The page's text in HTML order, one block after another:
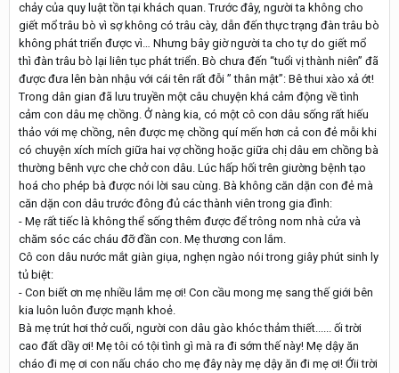
chảy của quy luật tồn tại khách quan. Trước đây, người ta không cho
giết mổ trâu bò vì sợ không có trâu cày, dẫn đến thực trạng đàn trâu bò
không phát triển được vì… Nhưng bây giờ người ta cho tự do giết mổ
thì đàn trâu bò lại liên tục phát triển. Bò chưa đến “tuổi vị thành niên” đã
được đưa lên bàn nhậu với cái tên rất đỗi ” thân mật”: Bê thui xào xả ớt!
Trong dân gian đã lưu truyền một câu chuyện khá cảm động về tình
cảm con dâu mẹ chồng. Ở nàng kia, có một cô con dâu sống rất hiếu
thảo với mẹ chồng, nên được mẹ chồng quí mến hơn cả con đẻ mỗi khi
có chuyện xích mích giữa hai vợ chồng hoặc giữa chị dâu em chồng bà
thường bênh vực che chở con dâu. Lúc hấp hối trên giường bệnh tạo
hoá cho phép bà được nói lời sau cùng. Bà không căn dặn con đẻ mà
căn dặn con dâu trước đông đủ các thành viên trong gia đình:
- Mẹ rất tiếc là không thể sống thêm được để trông nom nhà cửa và
chăm sóc các cháu đỡ đần con. Mẹ thương con lắm.
Cô con dâu nước mắt giàn giụa, nghẹn ngào nói trong giây phút sinh ly
tủ biệt:
- Con biết ơn mẹ nhiều lắm mẹ ơi! Con cầu mong mẹ sang thế giới bên
kia luôn luôn được mạnh khoẻ.
Bà mẹ trút hơi thở cuối, người con dâu gào khóc thảm thiết...... ối trời
cao đất dầy ơi! Mẹ tôi có tội tình gì mà ra đi sớm thế này! Mẹ dậy ăn
cháo đi mẹ ơi con nấu cháo cho mẹ đây này mẹ dậy ăn đi mẹ ơi! Ớii trời